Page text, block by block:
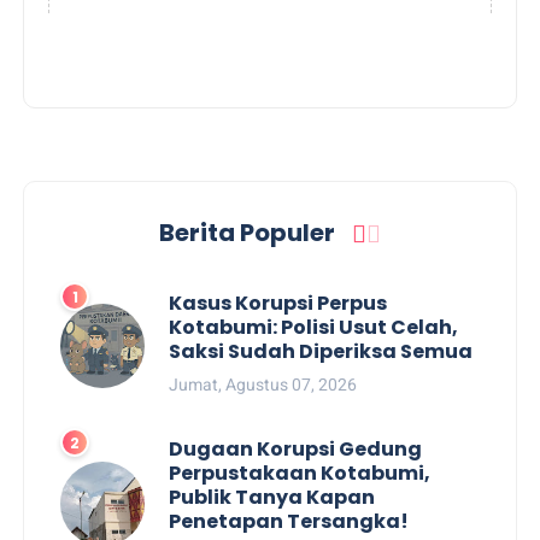
Berita Populer
Kasus Korupsi Perpus
Kotabumi: Polisi Usut Celah,
Saksi Sudah Diperiksa Semua
Jumat, Agustus 07, 2026
Dugaan Korupsi Gedung
Perpustakaan Kotabumi,
Publik Tanya Kapan
Penetapan Tersangka!